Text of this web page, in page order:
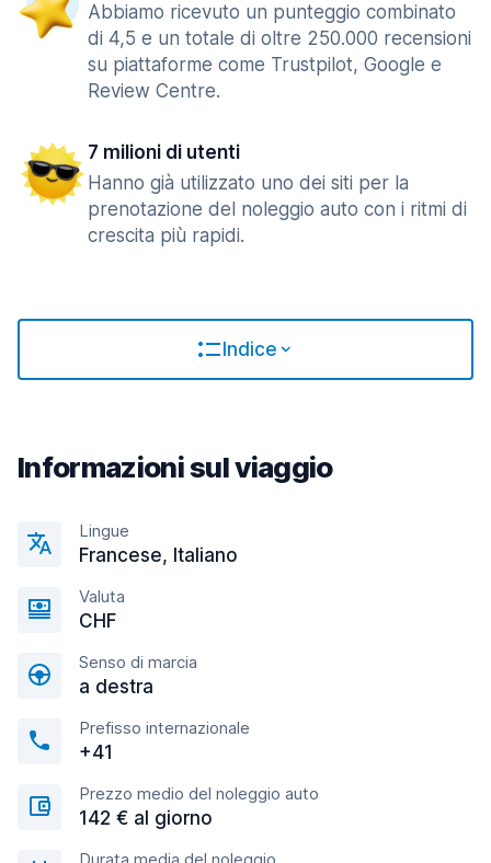
Abbiamo ricevuto un punteggio combinato
di 4,5 e un totale di oltre 250.000 recensioni
su piattaforme come Trustpilot, Google e
Review Centre.
7 milioni di utenti
Hanno già utilizzato uno dei siti per la
prenotazione del noleggio auto con i ritmi di
crescita più rapidi.
Indice
Informazioni sul viaggio
Lingue
Francese, Italiano
Valuta
CHF
Senso di marcia
a destra
Prefisso internazionale
+41
Prezzo medio del noleggio auto
142 € al giorno